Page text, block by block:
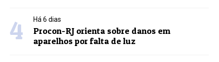
4 Há 6 dias
Procon-RJ orienta sobre danos em
aparelhos por falta de luz